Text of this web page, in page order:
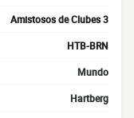
Amistosos de Clubes 3
HTB-BRN
Mundo
Hartberg